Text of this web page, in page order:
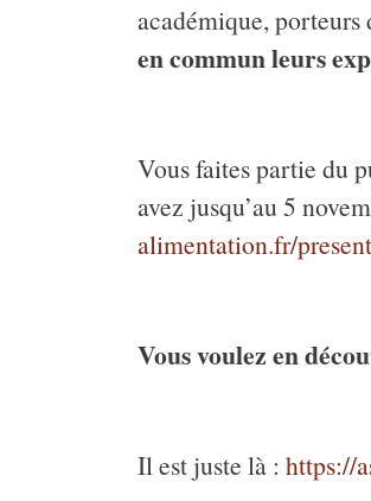
académique,
en commun leurs
Vous faites partie du
avez jusqu’au 5
alimentation.fr/
Vous voulez en
Il est juste là : https://